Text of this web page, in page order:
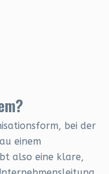
bei der
einem
also eine klare,